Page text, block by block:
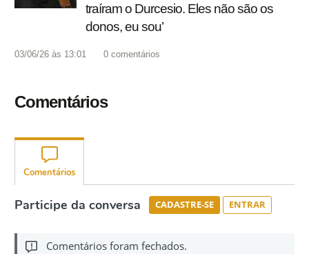
traíram o Durcesio. Eles não são os
donos, eu sou’
03/06/26 às 13:01 0 comentários
Comentários